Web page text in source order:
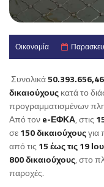
Οικονομία
Συνολικά
δικαιούχουςκατά το
προγραμματισμένων
Από τονe-ΕΦΚΑ, στις
σε150 δικαιούχους
από τις15 έως τις 19
800 δικαιούχους, στο
παροχές.